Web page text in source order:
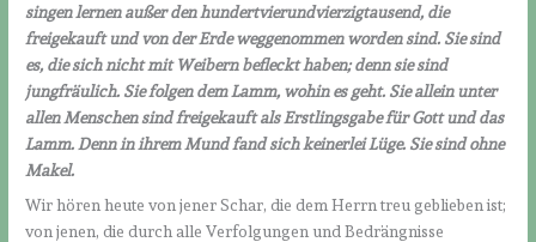
singen lernen außer den hundertvierundvierzigtausend, die
freigekauft und von der Erde weggenommen worden sind. Sie sind
es, die sich nicht mit Weibern befleckt haben; denn sie sind
jungfräulich. Sie folgen dem Lamm, wohin es geht. Sie allein unter
allen Menschen sind freigekauft als Erstlingsgabe für Gott und das
Lamm. Denn in ihrem Mund fand sich keinerlei Lüge. Sie sind ohne
Makel.
Wir hören heute von jener Schar, die dem Herrn treu geblieben ist;
von jenen, die durch alle Verfolgungen und Bedrängnisse